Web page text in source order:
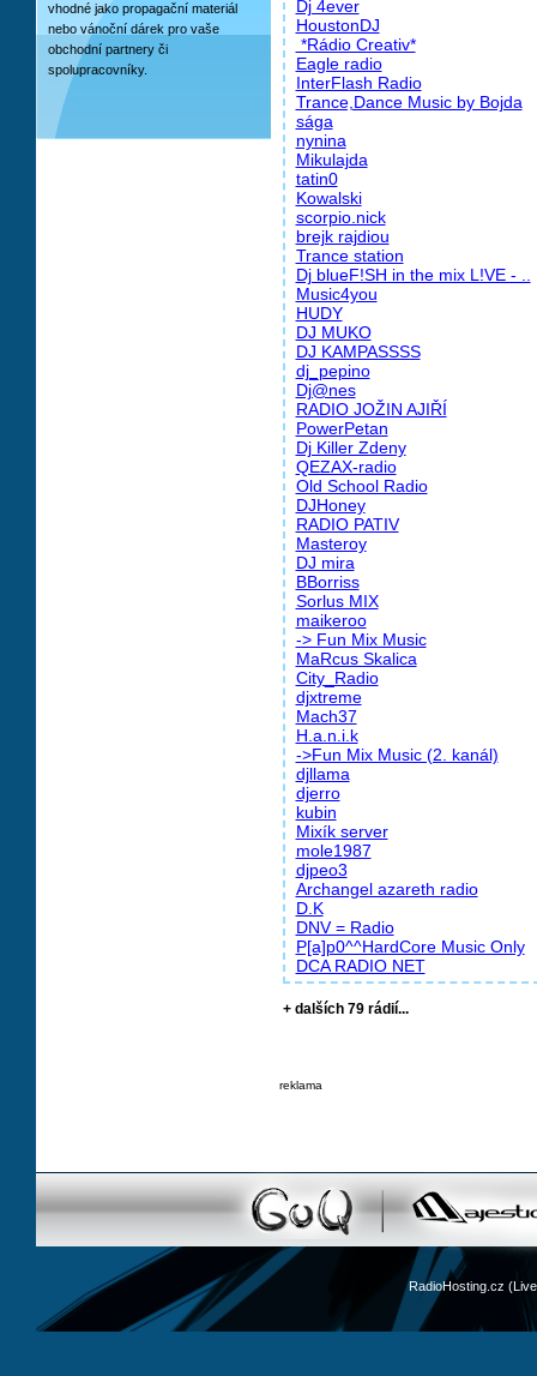
vhodné jako propagační materiál
nebo vánoční dárek pro vaše
obchodní partnery či
spolupracovníky.
Dj 4ever
HoustonDJ
*Rádio Creativ*
Eagle radio
InterFlash Radio
Trance,Dance Music by Bojda
sága
nynina
Mikulajda
tatin0
Kowalski
scorpio.nick
brejk rajdiou
Trance station
Dj blueF!SH in the mix L!VE - ..
Music4you
HUDY
DJ MUKO
DJ KAMPASSSS
dj_pepino
Dj@nes
RADIO JOŽIN AJIŘÍ
PowerPetan
Dj Killer Zdeny
QEZAX-radio
Old School Radio
DJHoney
RADIO PATIV
Masteroy
DJ mira
BBorriss
Sorlus MIX
maikeroo
-> Fun Mix Music
MaRcus Skalica
City_Radio
djxtreme
Mach37
H.a.n.i.k
->Fun Mix Music (2. kanál)
djllama
djerro
kubin
Mixík server
mole1987
djpeo3
Archangel azareth radio
D.K
DNV = Radio
P[a]p0^^HardCore Music Only
DCA RADIO NET
+ dalších 79 rádií...
reklama
RadioHosting.cz